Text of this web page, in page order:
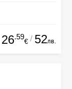
26.59
€ / 52лв.